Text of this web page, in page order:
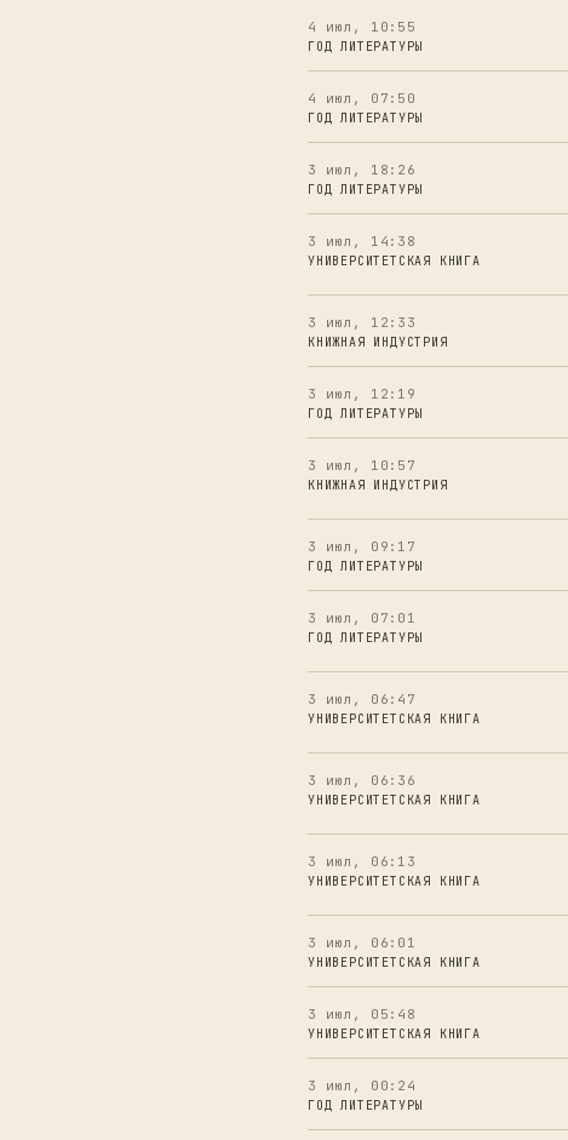
4 июл, 10:55
ГОД ЛИТЕРАТУРЫ
4 июл, 07:50
ГОД ЛИТЕРАТУРЫ
3 июл, 18:26
ГОД ЛИТЕРАТУРЫ
3 июл, 14:38
УНИВЕРСИТЕТСКАЯ КНИГА
3 июл, 12:33
КНИЖНАЯ ИНДУСТРИЯ
3 июл, 12:19
ГОД ЛИТЕРАТУРЫ
3 июл, 10:57
КНИЖНАЯ ИНДУСТРИЯ
3 июл, 09:17
ГОД ЛИТЕРАТУРЫ
3 июл, 07:01
ГОД ЛИТЕРАТУРЫ
3 июл, 06:47
УНИВЕРСИТЕТСКАЯ КНИГА
3 июл, 06:36
УНИВЕРСИТЕТСКАЯ КНИГА
3 июл, 06:13
УНИВЕРСИТЕТСКАЯ КНИГА
3 июл, 06:01
УНИВЕРСИТЕТСКАЯ КНИГА
3 июл, 05:48
УНИВЕРСИТЕТСКАЯ КНИГА
3 июл, 00:24
ГОД ЛИТЕРАТУРЫ